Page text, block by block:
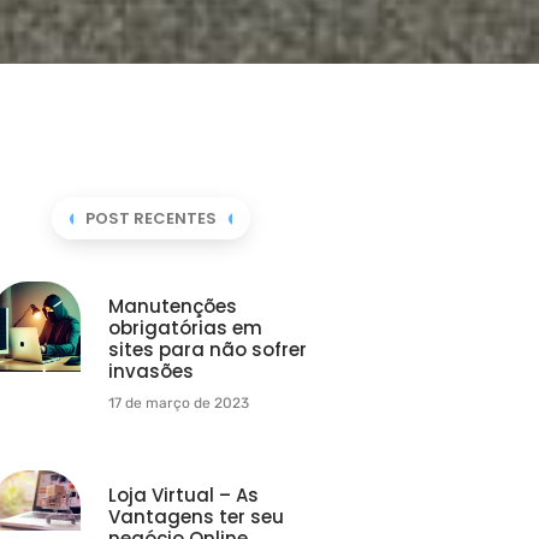
POST RECENTES
Manutenções
obrigatórias em
sites para não sofrer
invasões
17 de março de 2023
Loja Virtual – As
Vantagens ter seu